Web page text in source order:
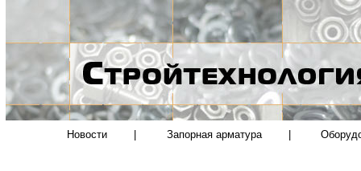
Новости Запорная арматура